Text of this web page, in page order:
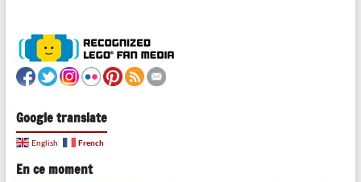
Google translate
English French
En ce moment